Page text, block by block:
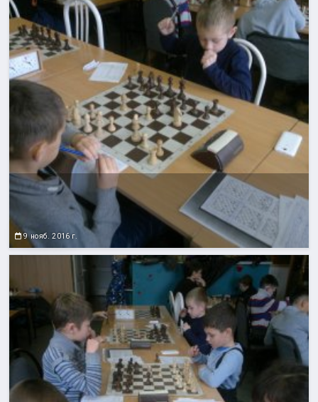
9 нояб. 2016 г.